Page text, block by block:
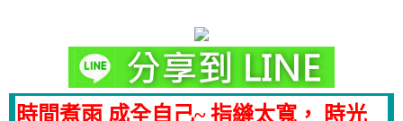
時間煮雨 成全自己~ 指縫太寬， 時光